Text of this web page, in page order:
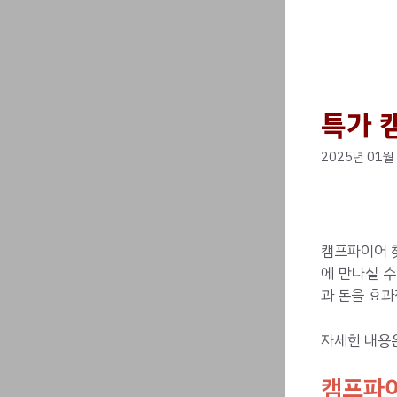
특가
2025년 01
캠프파이어
에 만나실
과 돈을 효
자세한 내용
캠프파